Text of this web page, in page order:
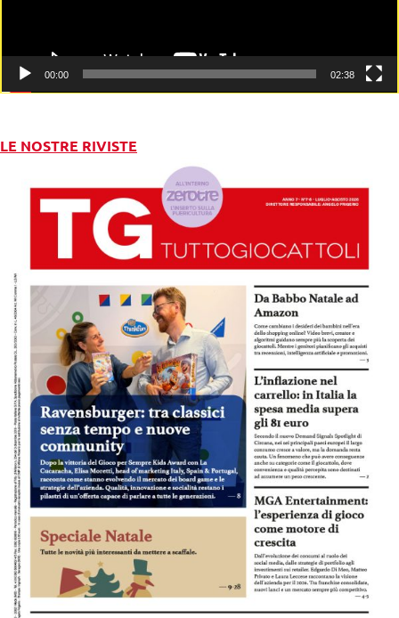
00:00 02:38
LE NOSTRE RIVISTE